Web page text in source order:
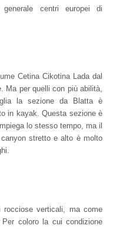
centri europei di
Cetina Cikotina Lada dal
Ma per quelli con più abilità,
la sezione da Blatta è
in kayak. Questa sezione è
lo stesso tempo, ma il
stretto e alto è molto
verticali, ma come
coloro la cui condizione